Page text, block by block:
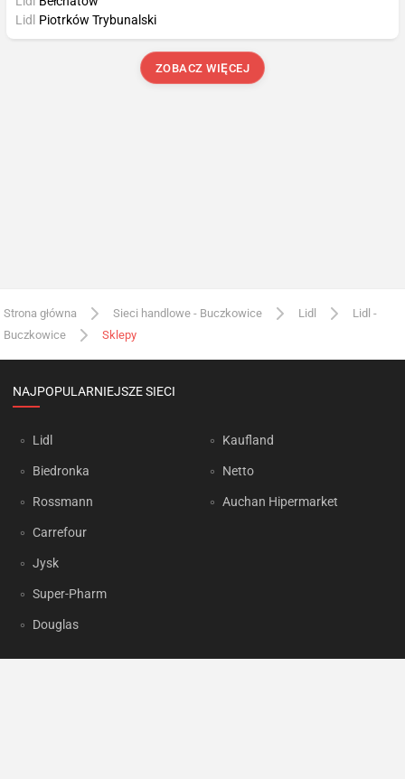
Lidl Piotrków Trybunalski
ZOBACZ WIĘCEJ
Strona główna Sieci handlowe - Buczkowice Lidl
Lidl -
Buczkowice
Sklepy
NAJPOPULARNIEJSZE SIECI
Lidl
Biedronka
Rossmann
Carrefour
Jysk
Super-Pharm
Douglas
Kaufland
Netto
Auchan Hipermarket